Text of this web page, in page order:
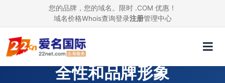
您的品牌，您的域名。限时 .COM 优惠！
域名价格Whois查询登录注册管理中心
使用 SSL 证书，提升网站安
全性和品牌形象